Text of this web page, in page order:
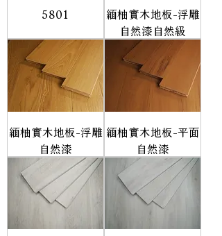
5801
緬柚實木地板-浮雕
自然漆自然級
緬柚實木地板-浮雕
自然漆
緬柚實木地板-平面
自然漆